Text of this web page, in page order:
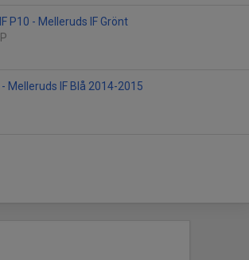
IF P10 - Melleruds IF Grönt
Melleruds IF Blå 2014-2015